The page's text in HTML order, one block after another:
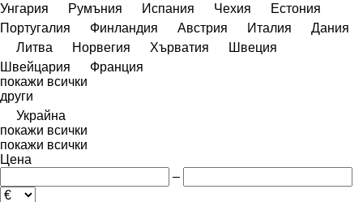
Унгария
Румъния Испания Чехия
Естония
Португалия
Финландия Австрия Италия
Дания
Литва
Норвегия Хърватия
Швеция
Швейцария
Франция
покажи всички
други
Украйна
покажи всички
покажи всички
Цена
–